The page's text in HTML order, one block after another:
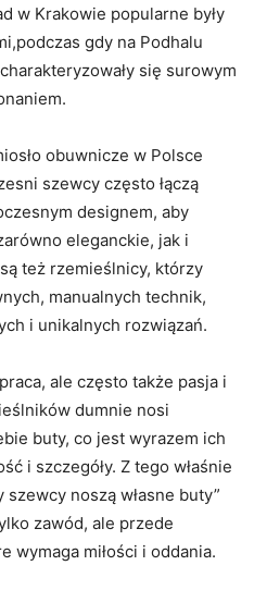
w Krakowie popularne były
gdy na Podhalu
się surowym
obuwnicze w Polsce
szewcy często łączą
designem, aby
eleganckie, jak i
też rzemieślnicy, którzy
manualnych technik,
i unikalnych rozwiązań.
ale często także pasja i
dumnie nosi
buty, co jest wyrazem ich
i szczegóły. Z tego właśnie
noszą własne buty”
zawód, ale przede
wymaga miłości i oddania.